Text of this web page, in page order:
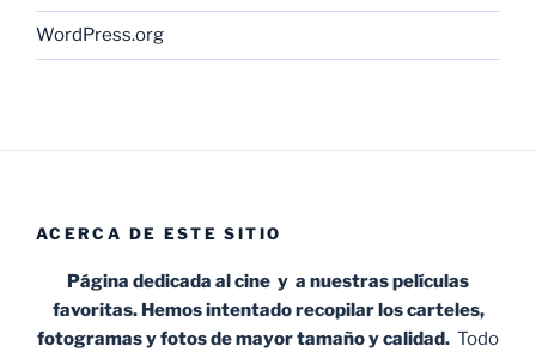
WordPress.org
ACERCA DE ESTE SITIO
Página dedicada al cine y a nuestras películas
favoritas. Hemos intentado recopilar los carteles,
fotogramas y fotos de mayor tamaño y calidad. Todo